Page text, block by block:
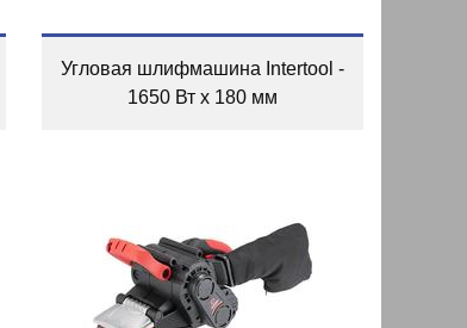
Угловая шлифмашина Intertool -
1650 Вт x 180 мм